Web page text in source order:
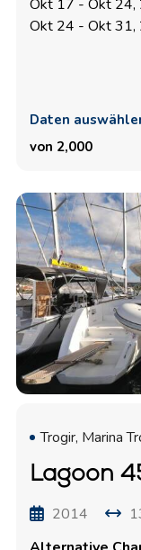
Okt 17 - Okt 24,
Okt 24 - Okt 31,
Daten
von 2,000
Trogir, Marina
Lagoon
2014